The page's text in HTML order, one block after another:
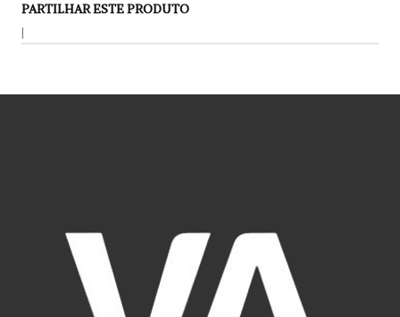
PARTILHAR ESTE PRODUTO
|